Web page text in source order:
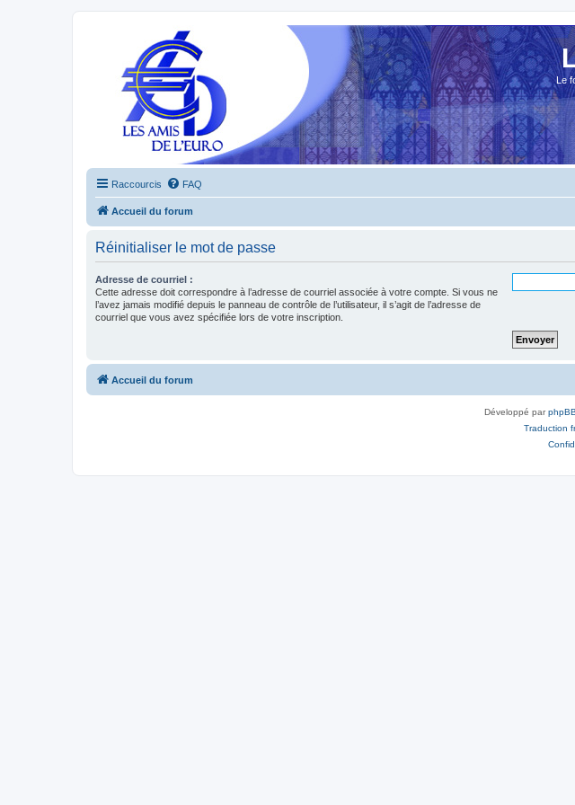
Le
Raccourcis FAQ
Accueil du forum
Réinitialiser le mot de passe
Adresse de courriel :
Cette adresse doit correspondre à l’adresse de courriel associée à votre compte. Si vous ne
l’avez jamais modifié depuis le panneau de contrôle de l’utilisateur, il s’agit de l’adresse de
courriel que vous avez spécifiée lors de votre inscription.
Accueil du forum
Développé parphpBB
Traduction